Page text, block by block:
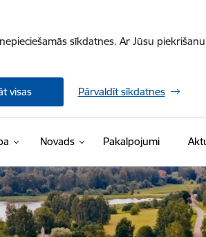
sīkdatnes. Ar Jūsu
visas Pārvaldīt sīkdatnes
Novads Pakalpojumi